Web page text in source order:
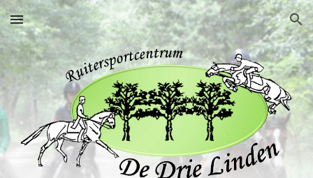
Skip to main content Skip to navigation